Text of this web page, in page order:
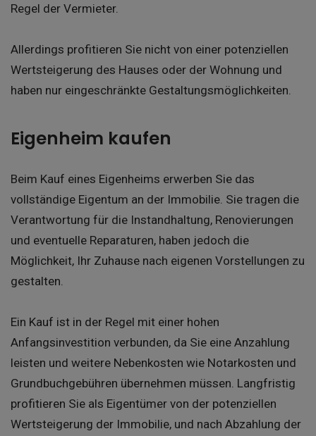
Regel der Vermieter.
Allerdings profitieren Sie nicht von einer potenziellen
Wertsteigerung des Hauses oder der Wohnung und
haben nur eingeschränkte Gestaltungsmöglichkeiten.
Eigenheim kaufen
Beim Kauf eines Eigenheims erwerben Sie das
vollständige Eigentum an der Immobilie. Sie tragen die
Verantwortung für die Instandhaltung, Renovierungen
und eventuelle Reparaturen, haben jedoch die
Möglichkeit, Ihr Zuhause nach eigenen Vorstellungen zu
gestalten.
Ein Kauf ist in der Regel mit einer hohen
Anfangsinvestition verbunden, da Sie eine Anzahlung
leisten und weitere Nebenkosten wie Notarkosten und
Grundbuchgebühren übernehmen müssen. Langfristig
profitieren Sie als Eigentümer von der potenziellen
Wertsteigerung der Immobilie, und nach Abzahlung der